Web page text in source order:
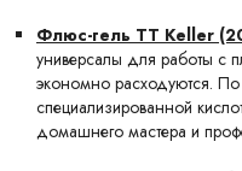
Флюс-гель TT Keller
универсалы для работы с
экономно расходуются. По
специализированной
домашнего мастера и